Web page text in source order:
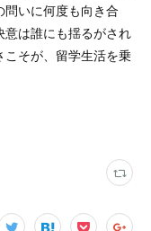
いに何度も向き合
は誰にも揺るがされ
そが、留学生活を乗